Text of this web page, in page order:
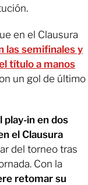
en el Clausura
las semifinales y
título a manos
un gol de último
play-in en dos
el Clausura
del torneo tras
Con la
retomar su